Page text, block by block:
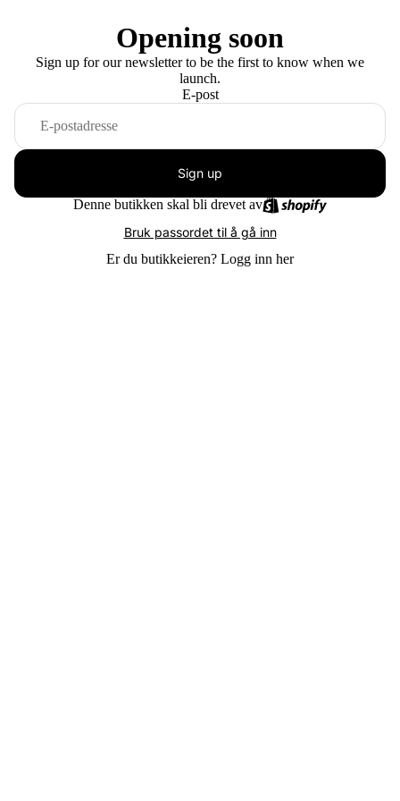
Opening soon
Sign up for our newsletter to be the first to know when we
launch.
E-post
Sign up
Denne butikken skal bli drevet av
Bruk passordet til å gå inn
Er du butikkeieren? Logg inn her